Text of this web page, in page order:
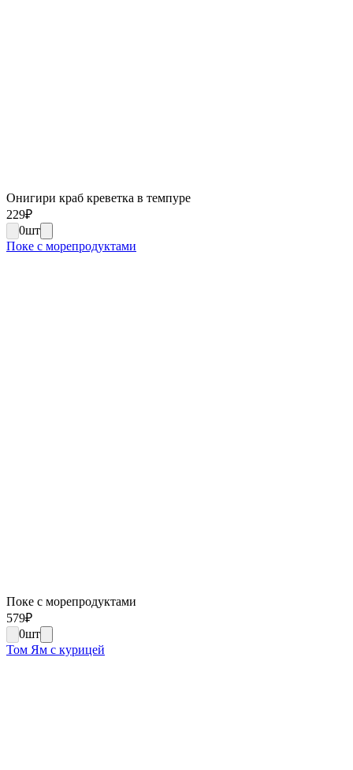
Онигири краб креветка в темпуре
229₽
0шт
Поке с морепродуктами
Поке с морепродуктами
579₽
0шт
Том Ям с курицей